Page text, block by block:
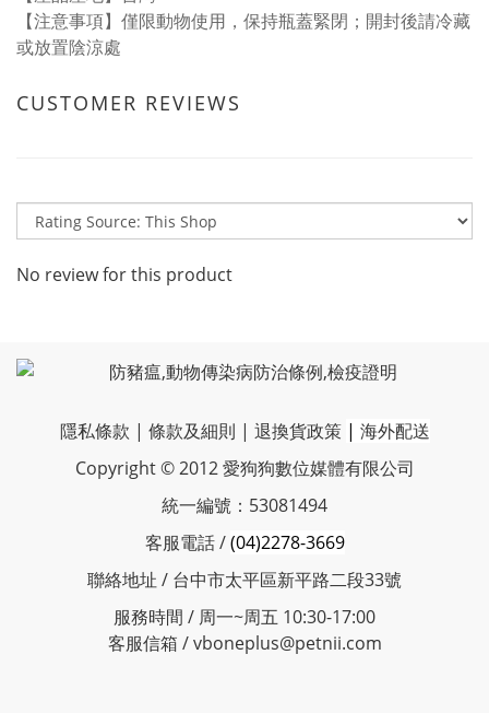
【注意事項】僅限動物使用，保持瓶蓋緊閉；開封後請冷藏
或放置陰涼處
CUSTOMER REVIEWS
No review for this product
隱私條款 | 條款及細則 | 退換貨政策 | 海外配送
Copyright © 2012 愛狗狗數位媒體有限公司
統一編號：53081494
客服電話 /(04)2278-3669
聯絡地址 / 台中市太平區新平路二段33號
服務時間 / 周一~周五 10:30-17:00
客服信箱 / vboneplus@petnii.com